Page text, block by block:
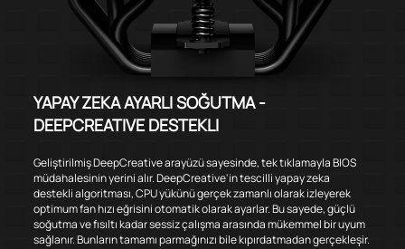
YAPAY ZEKA AYARLI SOĞUTMA -
DEEPCREATIVE DESTEKLI
Geliştirilmiş DeepCreative arayüzü sayesinde, tek tıklamayla BIOS
müdahalesinin yerini alır. DeepCreative'in tescilli yapay zeka
destekli algoritması, CPU yükünü gerçek zamanlı olarak izleyerek
optimum fan hızı eğrisini otomatik olarak ayarlar. Bu sayede, güçlü
soğutma ve fısıltı kadar sessiz çalışma arasında mükemmel bir uyum
sağlanır. Bunların tamamı parmağınızı bile kıpırdatmadan gerçekleşir.